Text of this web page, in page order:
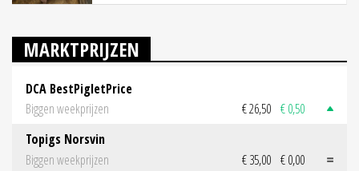
MARKTPRIJZEN
DCA BestPigletPrice
Biggen weekprijzen
€ 26,50 € 0,50
Topigs Norsvin
Biggen weekprijzen
€ 35,00 € 0,00